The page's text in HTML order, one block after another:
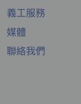
義工服務
媒體
聯絡我們